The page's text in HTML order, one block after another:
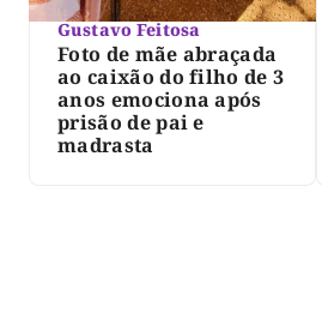
Gustavo Feitosa
Foto de mãe abraçada
ao caixão do filho de 3
anos emociona após
prisão de pai e
madrasta